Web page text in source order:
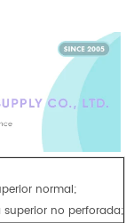
normal;
no perforada;